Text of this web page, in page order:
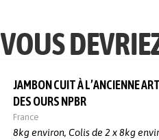
VOUS
JAMBON CUIT À L’ANCIENNE
DES OURS NPBR
France
8kg environ, Colis de 2 x 8kg